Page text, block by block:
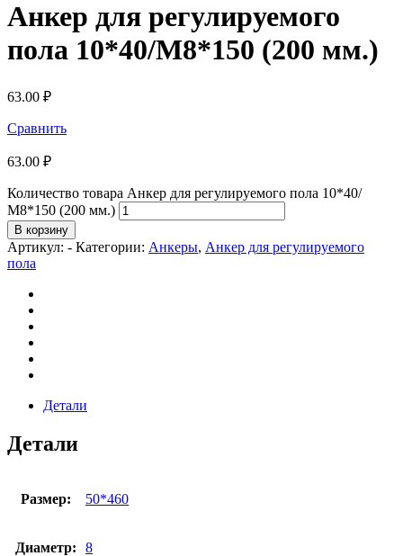
Анкер для регулируемого
пола 10*40/М8*150 (200 мм.)
63.00 ₽
Сравнить
63.00 ₽
Количество товара Анкер для регулируемого пола 10*40/
М8*150 (200 мм.)
В корзину
Артикул: - Категории: Анкеры, Анкер для регулируемого
пола
Детали
Детали
Размер: 50*460
Диаметр: 8